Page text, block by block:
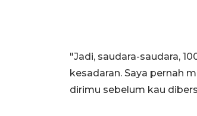
"Jadi, saudara-saudara,
kesadaran. Saya pernah
dirimu sebelum kau